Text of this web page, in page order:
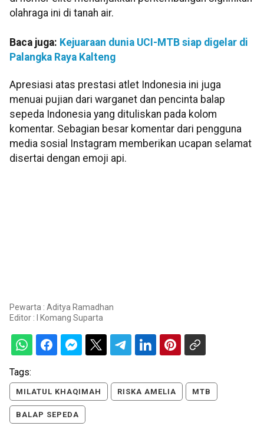
olahraga ini di tanah air.
Baca juga: Kejuaraan dunia UCI-MTB siap digelar di
Palangka Raya Kalteng
Apresiasi atas prestasi atlet Indonesia ini juga
menuai pujian dari warganet dan pencinta balap
sepeda Indonesia yang dituliskan pada kolom
komentar. Sebagian besar komentar dari pengguna
media sosial Instagram memberikan ucapan selamat
disertai dengan emoji api.
Pewarta : Aditya Ramadhan
Editor :
I Komang Suparta
Tags:
MILATUL KHAQIMAH RISKA AMELIA MTB
BALAP SEPEDA